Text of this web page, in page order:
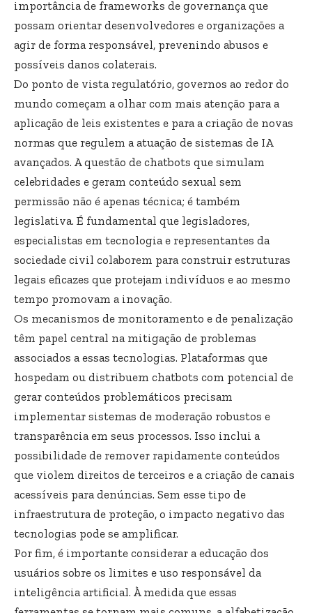
importância de frameworks de governança que
possam orientar desenvolvedores e organizações a
agir de forma responsável, prevenindo abusos e
possíveis danos colaterais.
Do ponto de vista regulatório, governos ao redor do
mundo começam a olhar com mais atenção para a
aplicação de leis existentes e para a criação de novas
normas que regulem a atuação de sistemas de IA
avançados. A questão de chatbots que simulam
celebridades e geram conteúdo sexual sem
permissão não é apenas técnica; é também
legislativa. É fundamental que legisladores,
especialistas em tecnologia e representantes da
sociedade civil colaborem para construir estruturas
legais eficazes que protejam indivíduos e ao mesmo
tempo promovam a inovação.
Os mecanismos de monitoramento e de penalização
têm papel central na mitigação de problemas
associados a essas tecnologias. Plataformas que
hospedam ou distribuem chatbots com potencial de
gerar conteúdos problemáticos precisam
implementar sistemas de moderação robustos e
transparência em seus processos. Isso inclui a
possibilidade de remover rapidamente conteúdos
que violem direitos de terceiros e a criação de canais
acessíveis para denúncias. Sem esse tipo de
infraestrutura de proteção, o impacto negativo das
tecnologias pode se amplificar.
Por fim, é importante considerar a educação dos
usuários sobre os limites e uso responsável da
inteligência artificial. À medida que essas